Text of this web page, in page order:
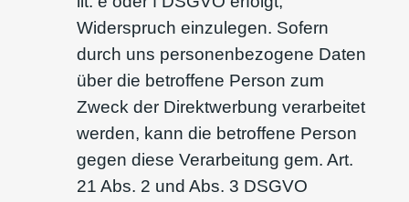
Widerspruch einzulegen. Sofern
durch uns personenbezogene Daten
über die betroffene Person zum
Zweck der Direktwerbung verarbeitet
werden, kann die betroffene Person
gegen diese Verarbeitung gem. Art.
21 Abs. 2 und Abs. 3 DSGVO